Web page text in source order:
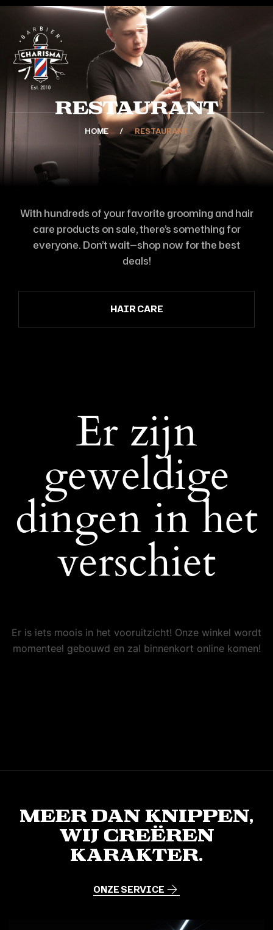
Restaurant
HOME RESTAURANT
With hundreds of your favorite grooming and hair
care products on sale, there’s something for
everyone. Don’t wait—shop now for the best
deals!
HAIR CARE
Er zijn
geweldige
dingen in het
verschiet
Er is iets moois in het vooruitzicht! Onze winkel wordt
momenteel gebouwd en zal binnenkort online komen!
Meer dan knippen,
Wij creëren
karakter.
ONZE SERVICE